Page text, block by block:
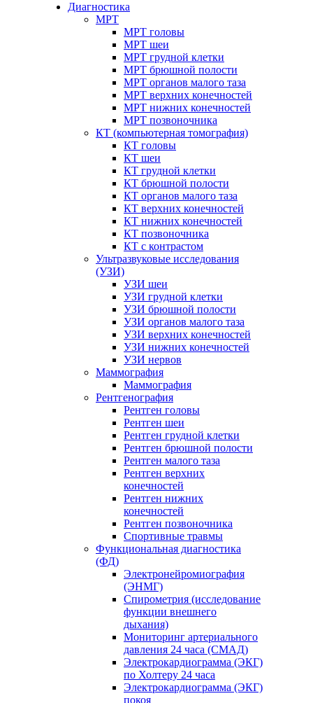
Диагностика
МРТ
МРТ головы
МРТ шеи
МРТ грудной клетки
МРТ брюшной полости
МРТ органов малого таза
МРТ верхних конечностей
МРТ нижних конечностей
МРТ позвоночника
КТ (компьютерная томография)
КТ головы
КТ шеи
КТ грудной клетки
КТ брюшной полости
КТ органов малого таза
КТ верхних конечностей
КТ нижних конечностей
КТ позвоночника
КТ с контрастом
Ультразвуковые исследования
(УЗИ)
УЗИ шеи
УЗИ грудной клетки
УЗИ брюшной полости
УЗИ органов малого таза
УЗИ верхних конечностей
УЗИ нижних конечностей
УЗИ нервов
Маммография
Маммография
Рентгенография
Рентген головы
Рентген шеи
Рентген грудной клетки
Рентген брюшной полости
Рентген малого таза
Рентген верхних
конечностей
Рентген нижних
конечностей
Рентген позвоночника
Спортивные травмы
Функциональная диагностика
(ФД)
Электронейромиография
(ЭНМГ)
Спирометрия (исследование
функции внешнего
дыхания)
Мониторинг артериального
давления 24 часа (СМАД)
Электрокардиограмма (ЭКГ)
по Холтеру 24 часа
Электрокардиограмма (ЭКГ)
покоя